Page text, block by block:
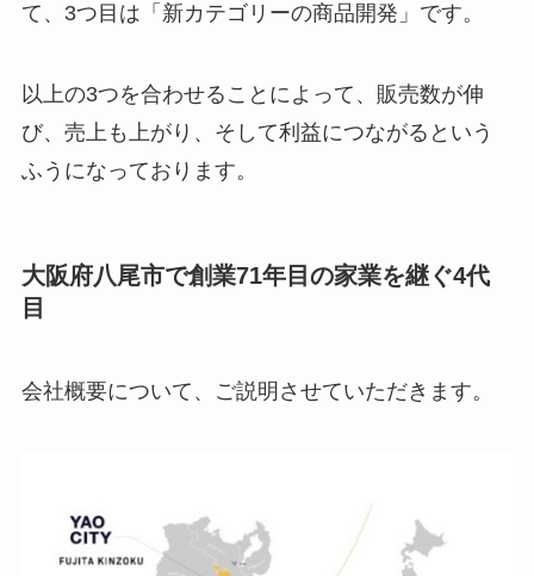
て、3つ目は「新カテゴリーの商品開発」です。
以上の3つを合わせることによって、販売数が伸
び、売上も上がり、そして利益につながるという
ふうになっております。
大阪府八尾市で創業71年目の家業を継ぐ4代
目
会社概要について、ご説明させていただきます。